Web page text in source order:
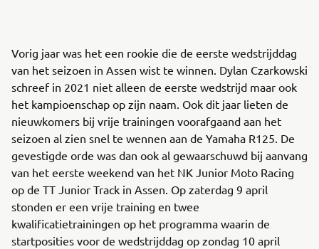
Vorig jaar was het een rookie die de eerste wedstrijddag
van het seizoen in Assen wist te winnen. Dylan Czarkowski
schreef in 2021 niet alleen de eerste wedstrijd maar ook
het kampioenschap op zijn naam. Ook dit jaar lieten de
nieuwkomers bij vrije trainingen voorafgaand aan het
seizoen al zien snel te wennen aan de Yamaha R125. De
gevestigde orde was dan ook al gewaarschuwd bij aanvang
van het eerste weekend van het NK Junior Moto Racing
op de TT Junior Track in Assen. Op zaterdag 9 april
stonden er een vrije training en twee
kwalificatietrainingen op het programma waarin de
startposities voor de wedstrijddag op zondag 10 april